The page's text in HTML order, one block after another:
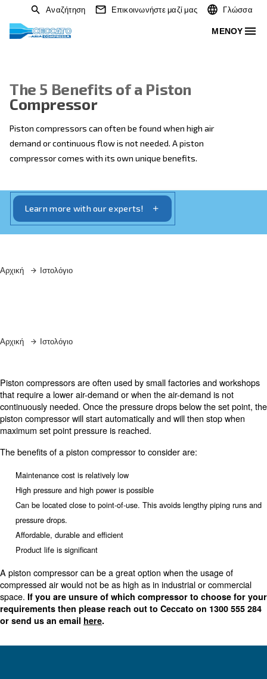
Αναζήτηση Επικοινωνήστε μαζί μας
The 5 Benefits of a Piston
Compressor
Piston compressors can often be found when high air
compressor comes with its own unique benefits.
Αρχική Ιστολόγιο
Αρχική Ιστολόγιο
Piston compressors are often used by small factories
that require a lower air-demand or when the air-
continuously needed. Once the pressure drops below
piston compressor will start automatically and will then
maximum set point pressure is reached.
Maintenance cost is relatively low
High pressure and high power is possible
pressure drops.